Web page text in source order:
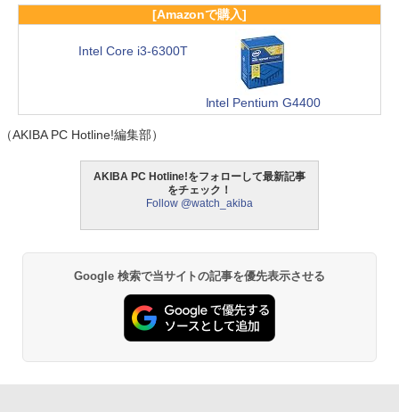
[Amazonで購入]
Intel Core i3-6300T
Intel Pentium G4400
（AKIBA PC Hotline!編集部）
AKIBA PC Hotline!をフォローして最新記事
をチェック！
Follow @watch_akiba
Google 検索で当サイトの記事を優先表示させる